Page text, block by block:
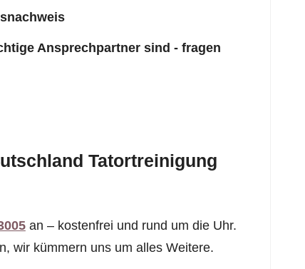
Ansprechpartner sind - fragen
Tatortreinigung
an – kostenfrei und rund um die Uhr.
wir kümmern uns um alles Weitere.